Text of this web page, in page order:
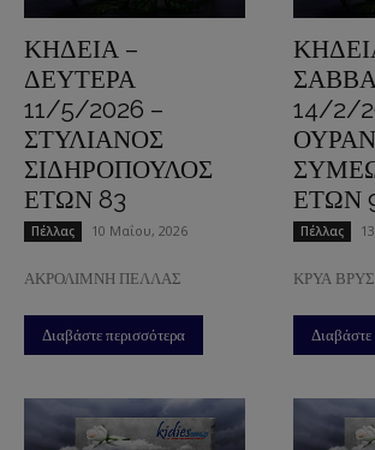
ΚΗΔΕΙΑ –
ΔΕΥΤΕΡΑ
11/5/2026 –
ΣΤΥΛΙΑΝΟΣ
ΣΙΔΗΡΟΠΟΥΛΟΣ
ΕΤΩΝ 83
Πέλλας 10 Μαΐου, 2026
ΑΚΡΟΛΙΜΝΗ ΠΕΛΛΑΣ
Διαβάστε περισσότερα
14/2/
ΕΤΩΝ
Πέλλας
ΚΡΥΑ
Διαβάστε